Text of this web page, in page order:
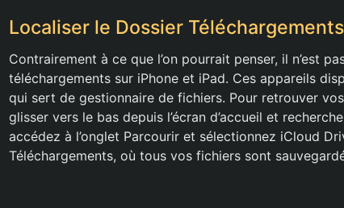
Localiser le Dossier
Contrairement à ce que l’on pourrait penser, il n’est
téléchargements sur iPhone et iPad. Ces appareils
qui sert de gestionnaire de fichiers. Pour retrouver
glisser vers le bas depuis l’écran d’accueil et
accédez à l’onglet Parcourir et sélectionnez iCloud
Téléchargements, où tous vos fichiers sont